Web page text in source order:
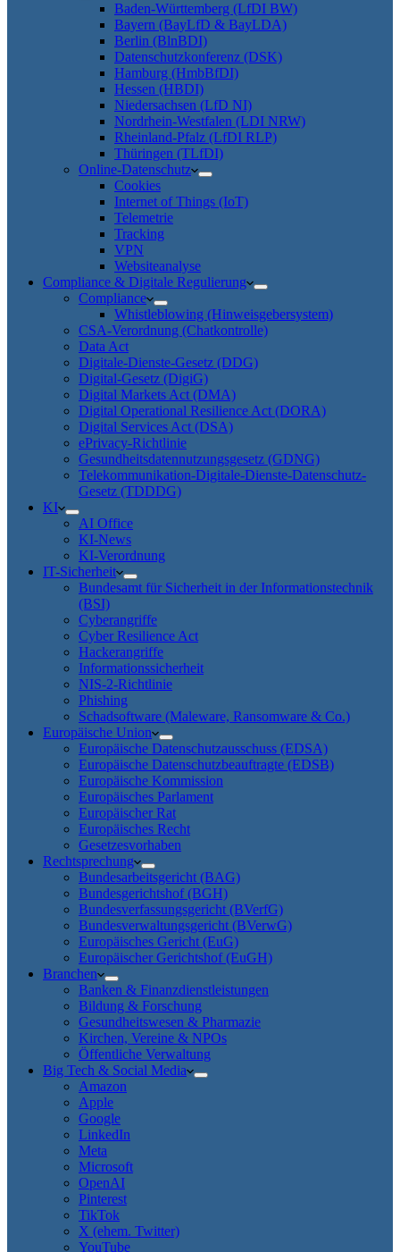
Baden-Württemberg (LfDI BW)
Bayern (BayLfD & BayLDA)
Berlin (BlnBDI)
Datenschutzkonferenz (DSK)
Hamburg (HmbBfDI)
Hessen (HBDI)
Niedersachsen (LfD NI)
Nordrhein-Westfalen (LDI NRW)
Rheinland-Pfalz (LfDI RLP)
Thüringen (TLfDI)
Online-Datenschutz
Cookies
Internet of Things (IoT)
Telemetrie
Tracking
VPN
Websiteanalyse
Compliance & Digitale Regulierung
Compliance
Whistleblowing (Hinweisgebersystem)
CSA-Verordnung (Chatkontrolle)
Data Act
Digitale-Dienste-Gesetz (DDG)
Digital-Gesetz (DigiG)
Digital Markets Act (DMA)
Digital Operational Resilience Act (DORA)
Digital Services Act (DSA)
ePrivacy-Richtlinie
Gesundheitsdatennutzungsgesetz (GDNG)
Telekommunikation-Digitale-Dienste-Datenschutz-
Gesetz (TDDDG)
KI
AI Office
KI-News
KI-Verordnung
IT-Sicherheit
Bundesamt für Sicherheit in der Informationstechnik
(BSI)
Cyberangriffe
Cyber Resilience Act
Hackerangriffe
Informationssicherheit
NIS-2-Richtlinie
Phishing
Schadsoftware (Maleware, Ransomware & Co.)
Europäische Union
Europäische Datenschutzausschuss (EDSA)
Europäische Datenschutzbeauftragte (EDSB)
Europäische Kommission
Europäisches Parlament
Europäischer Rat
Europäisches Recht
Gesetzesvorhaben
Rechtsprechung
Bundesarbeitsgericht (BAG)
Bundesgerichtshof (BGH)
Bundesverfassungsgericht (BVerfG)
Bundesverwaltungsgericht (BVerwG)
Europäisches Gericht (EuG)
Europäischer Gerichtshof (EuGH)
Branchen
Banken & Finanzdienstleistungen
Bildung & Forschung
Gesundheitswesen & Pharmazie
Kirchen, Vereine & NPOs
Öffentliche Verwaltung
Big Tech & Social Media
Amazon
Apple
Google
LinkedIn
Meta
Microsoft
OpenAI
Pinterest
TikTok
X (ehem. Twitter)
YouTube